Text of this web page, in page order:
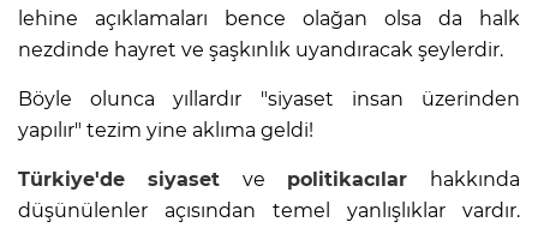
lehine açıklamaları bence olağan olsa da halk
nezdinde hayret ve şaşkınlık uyandıracak şeylerdir.
Böyle olunca yıllardır "siyaset insan üzerinden
yapılır" tezim yine aklıma geldi!
Türkiye'de siyasetve politikacılar hakkında
düşünülenler açısından temel yanlışlıklar vardır.